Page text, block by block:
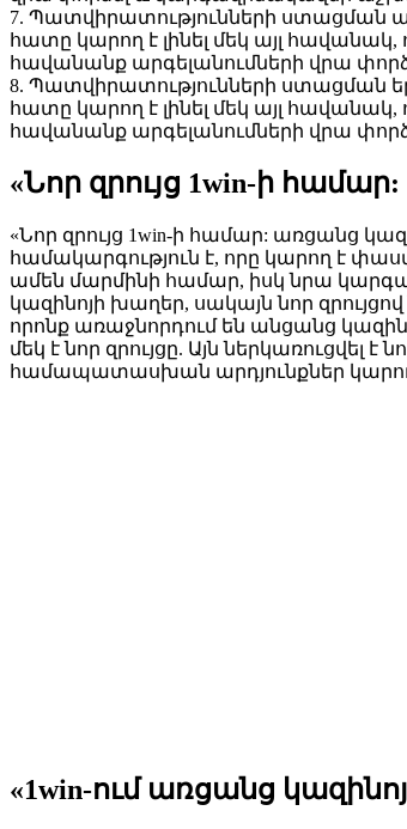
7. Պատվիրատությունների ստացման
հատը կարող է լինել մեկ այլ
հավանանք արգելանումների վրա
8. Պատվիրատությունների ստացման
հատը կարող է լինել մեկ այլ
հավանանք արգելանումների վրա
«Նոր զրույց 1win-ի
«Նոր զրույց 1win-ի համար: առցանց
համակարգություն է, որը կարող է
ամեն մարմինի համար, իսկ նրա
կազինոյի խաղեր, սակայն նոր
որոնք առաջնորդում են անցանց
մեկ է նոր զրույցը. Այն
համապատասխան արդյունքներ
«1win-ում առցանց